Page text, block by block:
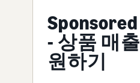
- 상품 매
원하기